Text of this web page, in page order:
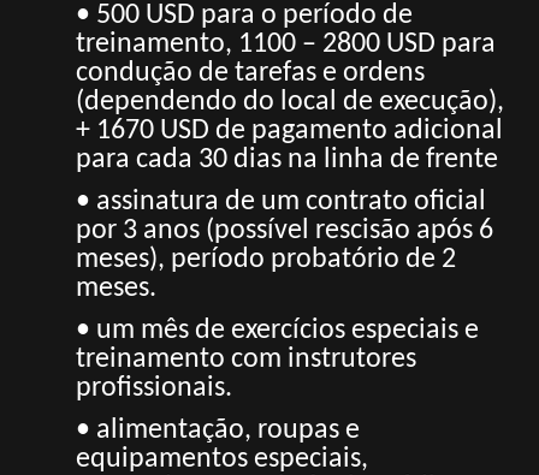
• 500 USD para o período de
treinamento, 1100 – 2800 USD para
condução de tarefas e ordens
(dependendo do local de execução),
+ 1670 USD de pagamento adicional
para cada 30 dias na linha de frente
• assinatura de um contrato oficial
por 3 anos (possível rescisão após 6
meses), período probatório de 2
meses.
• um mês de exercícios especiais e
treinamento com instrutores
profissionais.
• alimentação, roupas e
equipamentos especiais,